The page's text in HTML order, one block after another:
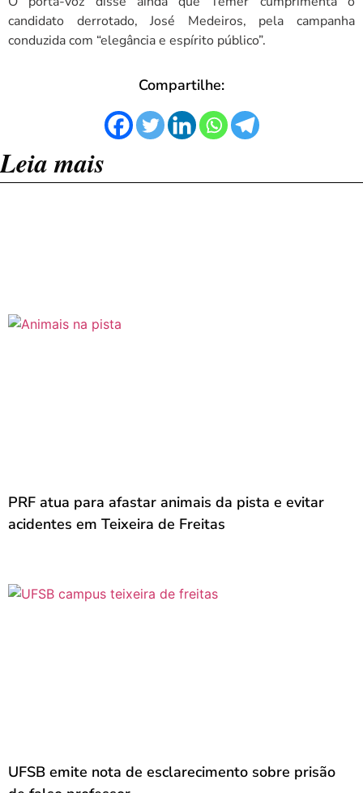
candidato derrotado, José Medeiros, pela campanha
conduzida com “elegância e espírito público”.
Compartilhe:
Leia mais
PRF atua para afastar animais da pista e evitar
acidentes em Teixeira de Freitas
UFSB emite nota de esclarecimento sobre prisão